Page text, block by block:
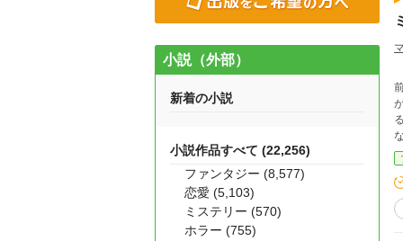
小説（外部）
新着の小説
小説作品すべて (22,256)
ファンタジー (8,577)
恋愛 (5,103)
ミステリー (570)
ホラー (755)